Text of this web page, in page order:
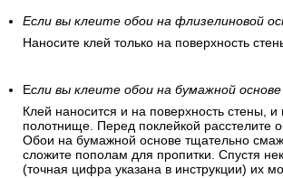
Если вы клеите обои на флизелиновой
Наносите клей только на поверхность
Если вы клеите обои на бумажной основе
Клей наносится и на поверхность стены,
полотнище. Перед поклейкой расстелите
Обои на бумажной основе тщательно
сложите пополам для пропитки. Спустя
(точная цифра указана в инструкции) их